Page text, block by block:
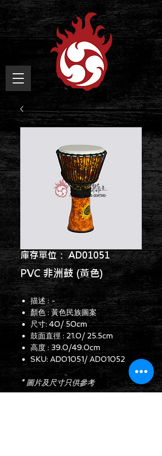
庫存單位： AD01051
PVC 非洲鼓 (黃色)
描述 : -
顏色 : 黃色民族圖案
尺寸: 40/ 50cm
鼓面直徑 : 21.0/ 25.5cm
高度 : 39.0/49.0cm
SKU: AD01051/ AD01052
* 圖片及尺寸只供參考